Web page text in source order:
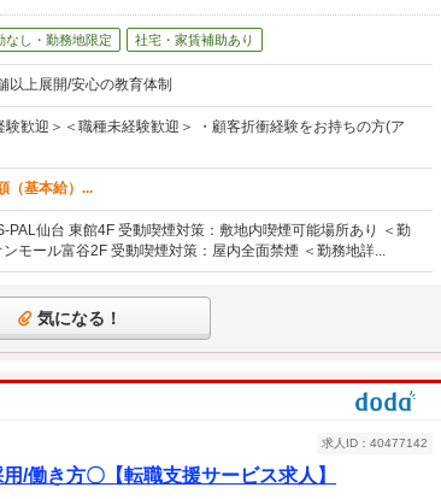
なし・勤務地限定 社宅・家賃補助あり
上展開/安心の教育体制
歓迎＞＜職種未経験歓迎＞ ・顧客折衝経験をお持ちの方(ア
（基本給）...
仙台 東館4F 受動喫煙対策：敷地内喫煙可能場所あり ＜勤
モール富谷2F 受動喫煙対策：屋内全面禁煙 ＜勤務地詳...
気になる！
/働き方〇【転職支援サービス求人】
求人ID：40477142